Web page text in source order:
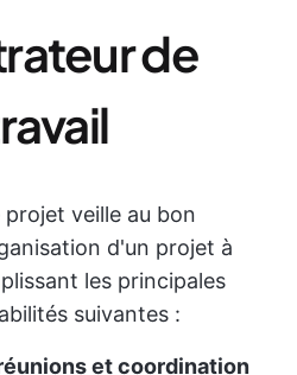
de
veille au bon
d'un projet à
les principales
suivantes :
et coordination